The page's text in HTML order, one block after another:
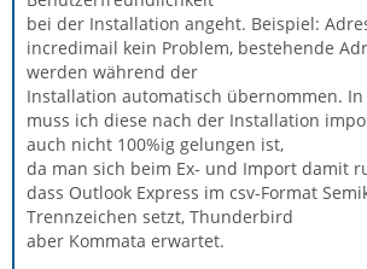
bei der Installation angeht. Beispiel:
incredimail kein Problem, bestehende
werden während der
Installation automatisch übernommen.
muss ich diese nach der Installation
auch nicht 100%ig gelungen ist,
da man sich beim Ex- und Import damit
dass Outlook Express im csv-Format
Trennzeichen setzt, Thunderbird
aber Kommata erwartet.